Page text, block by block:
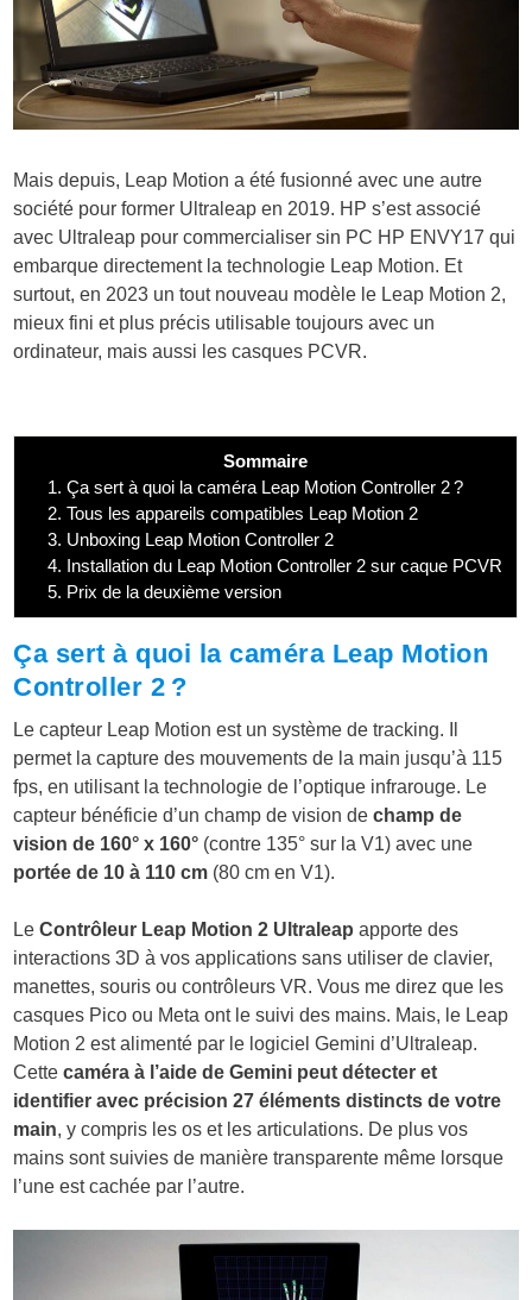
Mais depuis, Leap Motion a été fusionné avec une autre
société pour former Ultraleap en 2019. HP s’est associé
avec Ultraleap pour commercialiser sin PC HP ENVY17 qui
embarque directement la technologie Leap Motion. Et
surtout, en 2023 un tout nouveau modèle le Leap Motion 2,
mieux fini et plus précis utilisable toujours avec un
ordinateur, mais aussi les casques PCVR.
Sommaire
1. Ça sert à quoi la caméra Leap Motion Controller 2 ?
2. Tous les appareils compatibles Leap Motion 2
3. Unboxing Leap Motion Controller 2
4. Installation du Leap Motion Controller 2 sur caque PCVR
5. Prix de la deuxième version
Ça sert à quoi la caméra Leap Motion
Controller 2 ?
Le capteur Leap Motion est un système de tracking. Il
permet la capture des mouvements de la main jusqu’à 115
fps, en utilisant la technologie de l’optique infrarouge. Le
capteur bénéficie d’un champ de vision de champ de
vision de 160° x 160° (contre 135° sur la V1) avec une
portée de 10 à 110 cm (80 cm en V1).
LeContrôleur Leap Motion 2 Ultraleap apporte des
interactions 3D à vos applications sans utiliser de clavier,
manettes, souris ou contrôleurs VR. Vous me direz que les
casques Pico ou Meta ont le suivi des mains. Mais, le Leap
Motion 2 est alimenté par le logiciel Gemini d’Ultraleap.
Cettecaméra à l’aide de Gemini peut détecter et
identifier avec précision 27 éléments distincts de votre
main, y compris les os et les articulations. De plus vos
mains sont suivies de manière transparente même lorsque
l’une est cachée par l’autre.